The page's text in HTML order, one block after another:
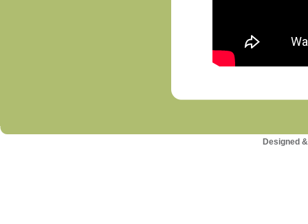
Designed